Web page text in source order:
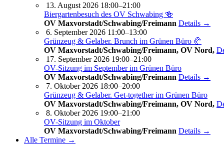
13. August 2026 18:00–21:00
Biergartenbesuch des OV Schwabing 🍻
OV Maxvorstadt/Schwabing/Freimann Details →
6. September 2026 11:00–13:00
Grünzeug & Gelaber. Brunch im Grünen Büro 🥐
OV Maxvorstadt/Schwabing/Freimann, OV Nord,
17. September 2026 19:00–21:00
OV-Sitzung im September im Grünen Büro
OV Maxvorstadt/Schwabing/Freimann Details →
7. Oktober 2026 18:00–20:00
Grünzeug & Gelaber. Get-to­ge­ther im Grünen Büro
OV Maxvorstadt/Schwabing/Freimann, OV Nord,
8. Oktober 2026 19:00–21:00
OV-Sitzung im Oktober
OV Maxvorstadt/Schwabing/Freimann Details →
Alle Termine →